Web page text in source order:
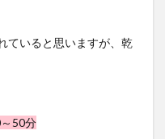
ていると思いますが、乾
50分